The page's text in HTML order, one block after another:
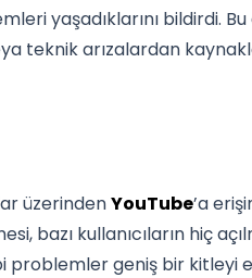
yaşadıklarını bildirdi.
teknik arızalardan
üzerindenYouTube’a
bazı kullanıcıların hiç
problemler geniş bir kitleyi